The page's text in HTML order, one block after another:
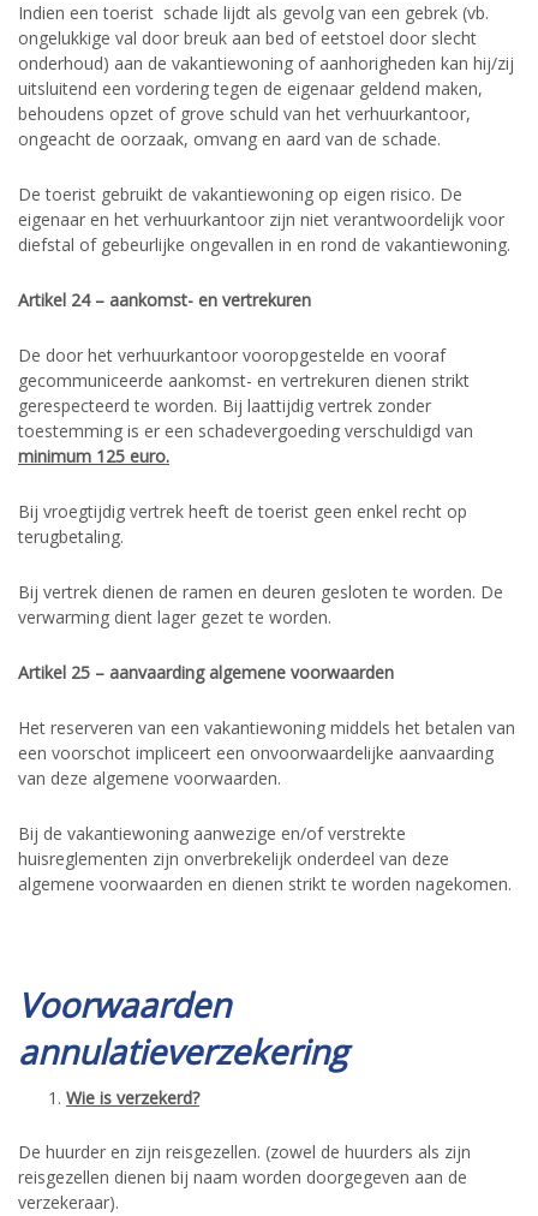
Indien een toerist schade lijdt als gevolg van een gebrek (vb.
ongelukkige val door breuk aan bed of eetstoel door slecht
onderhoud) aan de vakantiewoning of aanhorigheden kan hij/zij
uitsluitend een vordering tegen de eigenaar geldend maken,
behoudens opzet of grove schuld van het verhuurkantoor,
ongeacht de oorzaak, omvang en aard van de schade.
De toerist gebruikt de vakantiewoning op eigen risico. De
eigenaar en het verhuurkantoor zijn niet verantwoordelijk voor
diefstal of gebeurlijke ongevallen in en rond de vakantiewoning.
Artikel 24 – aankomst- en vertrekuren
De door het verhuurkantoor vooropgestelde en vooraf
gecommuniceerde aankomst- en vertrekuren dienen strikt
gerespecteerd te worden. Bij laattijdig vertrek zonder
toestemming is er een schadevergoeding verschuldigd van
minimum 125 euro.
Bij vroegtijdig vertrek heeft de toerist geen enkel recht op
terugbetaling.
Bij vertrek dienen de ramen en deuren gesloten te worden. De
verwarming dient lager gezet te worden.
Artikel 25 – aanvaarding algemene voorwaarden
Het reserveren van een vakantiewoning middels het betalen van
een voorschot impliceert een onvoorwaardelijke aanvaarding
van deze algemene voorwaarden.
Bij de vakantiewoning aanwezige en/of verstrekte
huisreglementen zijn onverbrekelijk onderdeel van deze
algemene voorwaarden en dienen strikt te worden nagekomen.
Voorwaarden
annulatieverzekering
Wie is verzekerd?
De huurder en zijn reisgezellen. (zowel de huurders als zijn
reisgezellen dienen bij naam worden doorgegeven aan de
verzekeraar).